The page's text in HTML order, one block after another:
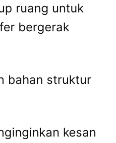
ruang untuk
bergerak
bahan struktur
kesan